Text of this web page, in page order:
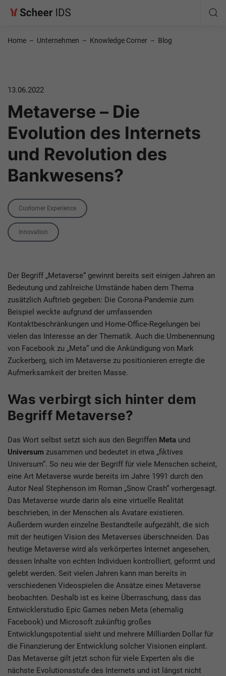
Home – Unternehmen – Knowledge Corner – Blog
13.06.2022
Metaverse – Die
Evolution des Internets
und Revolution des
Bankwesens?
Category
Customer Experience
TagsInnovation
Der Begriff „Metaverse“ gewinnt bereits seit einigen Jahren an
Bedeutung und zahlreiche Umstände haben dem Thema
zusätzlich Auftrieb gegeben: Die Corona-Pandemie zum
Beispiel weckte aufgrund der umfassenden
Kontaktbeschränkungen und Home-Office-Regelungen bei
vielen das Interesse an der Thematik. Auch die Umbenennung
von Facebook zu „Meta“ und die Ankündigung von Mark
Zuckerberg, sich im Metaverse zu positionieren erregte die
Aufmerksamkeit der breiten Masse.
Was verbirgt sich hinter dem
Begriff Metaverse?
Das Wort selbst setzt sich aus den Begriffen Meta und
Universum zusammen und bedeutet in etwa „fiktives
Universum“. So neu wie der Begriff für viele Menschen scheint,
eine Art Metaverse wurde bereits im Jahre 1991 durch den
Autor Neal Stephenson im Roman „Snow Crash“ vorhergesagt.
Das Metaverse wurde darin als eine virtuelle Realität
beschrieben, in der Menschen als Avatare existieren.
Außerdem wurden einzelne Bestandteile aufgezählt, die sich
mit der heutigen Vision des Metaverses überschneiden. Das
heutige Metaverse wird als verkörpertes Internet angesehen,
dessen Inhalte von echten Individuen kontrolliert, geformt und
gelebt werden. Seit vielen Jahren kann man bereits in
verschiedenen Videospielen die Ansätze eines Metaverse
beobachten. Deshalb ist es keine Überraschung, dass das
Entwicklerstudio Epic Games neben Meta (ehemalig
Facebook) und Microsoft zukünftig großes
Entwicklungspotential sieht und mehrere Milliarden Dollar für
die Finanzierung der Entwicklung solcher Visionen einplant.
Das Metaverse gilt jetzt schon für viele Experten als die
nächste Evolutionsstufe des Internets und ist längst nicht